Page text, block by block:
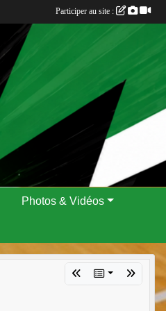
Photos & Vidéos
Participer au site :